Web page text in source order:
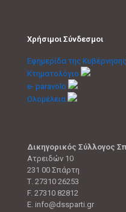
Χρήσιμοι Σύνδεσμοι
Εφημερίδα της Κυβέρνησης
Κτηματολόγιο
e- paravolo
Ολομέλεια
Δικηγορικός Σύλλογος
Ατρειδών 10
231 00 Σπάρτη
Τ. 27310 26253
F. 27310 82812
E. info@dssparti.gr